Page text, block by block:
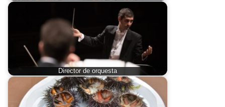
Director de orquesta